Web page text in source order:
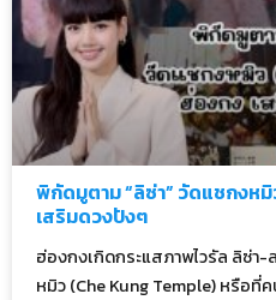
พิกัดมูตาม “ลิซ่า” วัดแชกงห
เสริมดวงปังๆ
ฮ่องกงเกิดกระแสภาพไวรัล ลิซ่า-
หมิว (Che Kung Temple) หรือที่